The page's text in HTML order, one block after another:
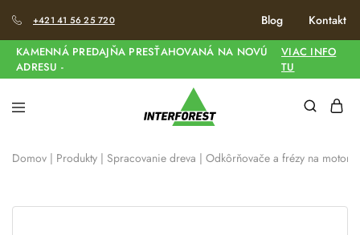
+421 41 56 25 720 Blog Kontakt
KAMENNÁ PREDAJŇA PRESŤAHOVANÁ NA NOVÚ
ADRESU -
VIAC INFO
TU
Domov | Produkty | Spracovanie dreva | Odkôrňovače a frézy na